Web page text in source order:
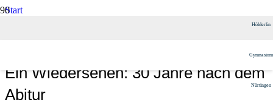
Hölderlin
Gymnasium
Nürtingen
Start
Ein Wiedersehen: 30 Jahre nach dem
Abitur